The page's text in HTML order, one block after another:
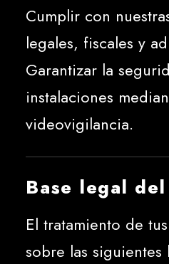
Cumplir con
legales, fiscales y
Garantizar la
instalaciones
videovigilancia.
Base legal
El tratamiento de
sobre las siguientes